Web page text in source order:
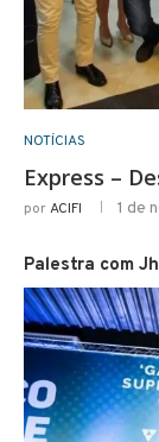
NOTÍCIAS
Express –
porACIFI 1 de
Palestra com